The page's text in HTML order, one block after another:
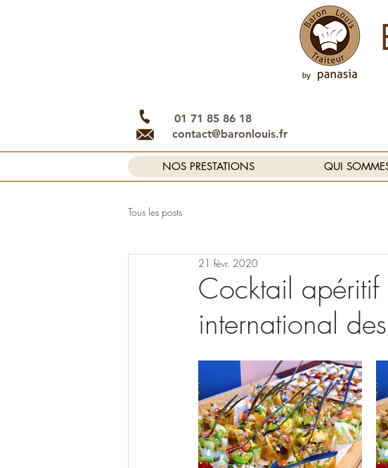
01 71 85 86 18
contact@baronlouis.fr
NOS PRESTATIONS QUI
Tous les posts
Cocktail apéritif
international
21 févr. 2020